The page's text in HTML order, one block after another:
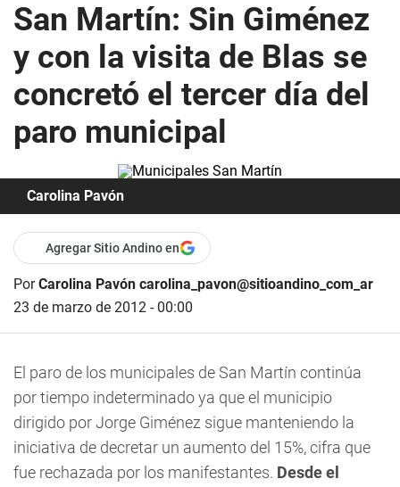
San Martín: Sin Giménez
y con la visita de Blas se
concretó el tercer día del
paro municipal
Carolina Pavón
Agregar Sitio Andino en
PorCarolina Pavón carolina_pavon@sitioandino_com_ar
23 de marzo de 2012 - 00:00
El paro de los municipales de San Martín continúa
por tiempo indeterminado ya que el municipio
dirigido por Jorge Giménez sigue manteniendo la
iniciativa de decretar un aumento del 15%, cifra que
fue rechazada por los manifestantes. Desde el